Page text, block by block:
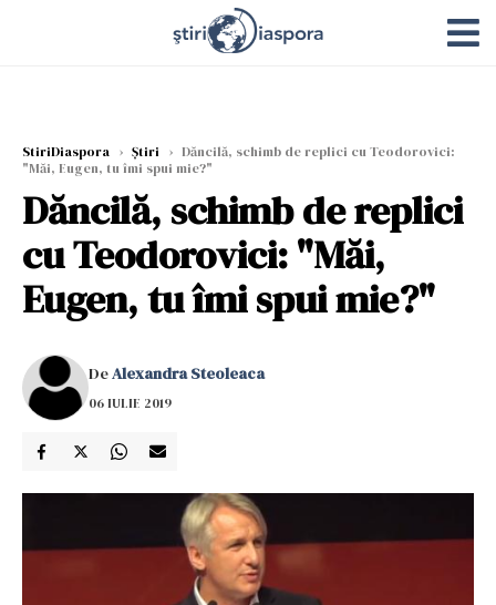
StiriDiaspora › Știri › Dăncilă, schimb de replici cu Teodorovici:
"Măi, Eugen, tu îmi spui mie?"
Dăncilă, schimb de replici
cu Teodorovici: "Măi,
Eugen, tu îmi spui mie?"
DeAlexandra Steoleaca
06 IULIE 2019